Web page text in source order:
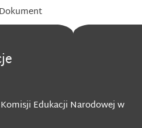
Edukacji Narodowej w